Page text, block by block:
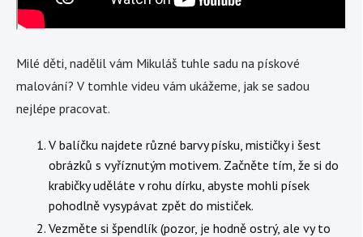
Milé děti, nadělil vám Mikuláš tuhle sadu na pískové
malování? V tomhle videu vám ukážeme, jak se sadou
nejlépe pracovat.
V balíčku najdete různé barvy písku, mističky i šest
obrázků s vyříznutým motivem. Začněte tím, že si do
krabičky uděláte v rohu dírku, abyste mohli písek
pohodlně vysypávat zpět do mističek.
Vezměte si špendlík (pozor, je hodně ostrý, ale vy to